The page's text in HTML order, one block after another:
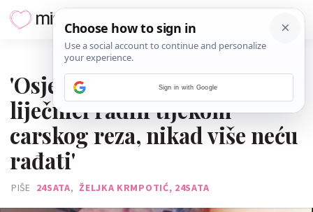
'Osjećala sam sve što su mi
liječnici radili tijekom
carskog reza, nikad više neću
rađati'
PIŠE 24SATA, ŽELJKA KRMPOTIĆ, 24SATA
Sign in with Google